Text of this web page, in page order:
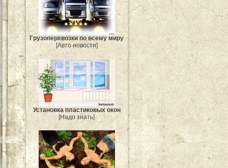
Грузоперевозки по всему миру
[Авто новости]
Установка пластиковых окон
[Надо знать]